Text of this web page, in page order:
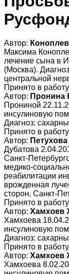
Автор:
Максима
лечение сына в
(Москва).
центральной
Принято в работу.
Автор: Пронина
Прониной
инсулиновую
Диагноз:
Принято в работу.
Автор:
Дубатова
Санкт-
медико-
реабилитации
врожденная
сторон. Санкт-
Принято в работу.
Автор: Хамхоев
Хамхоева
инсулиновую
Диагноз:
Принято в работу.
Автор: Хамхоев
Хамхоева